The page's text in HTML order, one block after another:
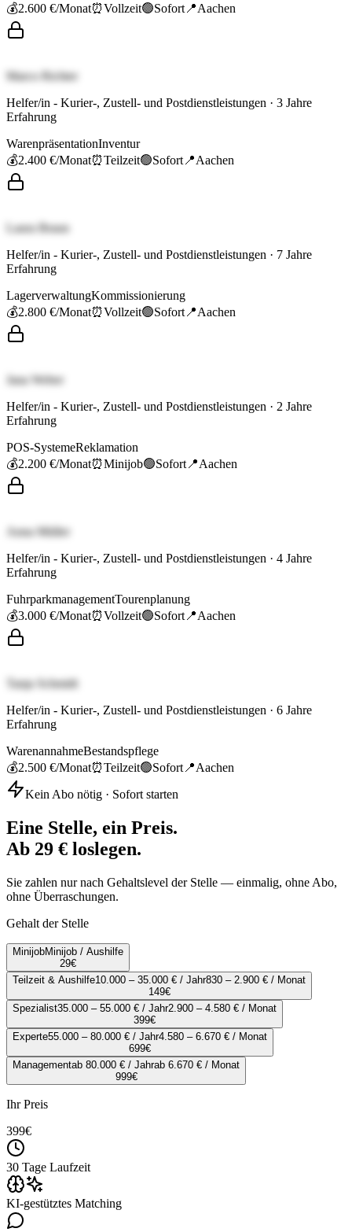
💰2.600 €/Monat⏰Vollzeit🟢Sofort 📍Aachen
Marco Richter
Helfer/in - Kurier-, Zustell- und Postdienstleistungen · 3 Jahre
Erfahrung
WarenpräsentationInventur
💰2.400 €/Monat⏰Teilzeit🟢Sofort 📍Aachen
Laura Braun
Helfer/in - Kurier-, Zustell- und Postdienstleistungen · 7 Jahre
Erfahrung
LagerverwaltungKommissionierung
💰2.800 €/Monat⏰Vollzeit🟢Sofort 📍Aachen
Jana Weber
Helfer/in - Kurier-, Zustell- und Postdienstleistungen · 2 Jahre
Erfahrung
POS-SystemeReklamation
💰2.200 €/Monat⏰Minijob🟢Sofort 📍Aachen
Anna Müller
Helfer/in - Kurier-, Zustell- und Postdienstleistungen · 4 Jahre
Erfahrung
FuhrparkmanagementTourenplanung
💰3.000 €/Monat⏰Vollzeit🟢Sofort 📍Aachen
Tanja Schmidt
Helfer/in - Kurier-, Zustell- und Postdienstleistungen · 6 Jahre
Erfahrung
WarenannahmeBestandspflege
💰2.500 €/Monat⏰Teilzeit🟢Sofort 📍Aachen
Kein Abo nötig · Sofort starten
Eine Stelle, ein Preis.
Ab 29 € loslegen.
Sie zahlen nur nach Gehaltslevel der Stelle — einmalig, ohne Abo,
ohne Überraschungen.
Gehalt der Stelle
MinijobMinijob / Aushilfe
29€
Teilzeit & Aushilfe10.000 – 35.000 € / Jahr830 – 2.900 € / Monat
149€
Spezialist35.000 – 55.000 € / Jahr2.900 – 4.580 € / Monat
399€
Experte55.000 – 80.000 € / Jahr4.580 – 6.670 € / Monat
699€
Managementab 80.000 € / Jahrab 6.670 € / Monat
999€
Ihr Preis
399€
30 Tage Laufzeit
KI-gestütztes Matching